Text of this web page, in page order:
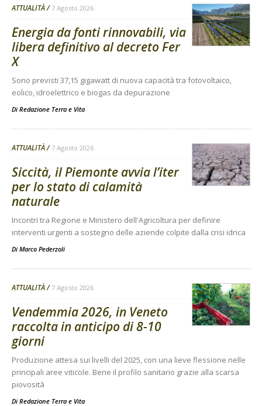
ATTUALITÀ 7 Agosto 2026
Energia da fonti rinnovabili, via
libera definitivo al decreto Fer
X
Sono previsti 37,15 gigawatt di nuova capacità tra fotovoltaico,
eolico, idroelettrico e biogas da depurazione
Di Redazione Terra e Vita
ATTUALITÀ 7 Agosto 2026
Siccità, il Piemonte avvia l’iter
per lo stato di calamità
naturale
Incontri tra Regione e Ministero dell'Agricoltura per definire
interventi urgenti a sostegno delle aziende colpite dalla crisi idrica
Di Marco Pederzoli
ATTUALITÀ 7 Agosto 2026
Vendemmia 2026, in Veneto
raccolta in anticipo di 8-10
giorni
Produzione attesa sui livelli del 2025, con una lieve flessione nelle
principali aree viticole. Bene il profilo sanitario grazie alla scarsa
piovosità
Di Redazione Terra e Vita